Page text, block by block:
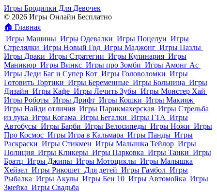
Игры Бродилки Для Девочек
© 2026 Игры Онлайн Бесплатно
🏠 Главная
Игры Машины Игры Одевалки Игры Поцелуи Игры
Стрелялки Игры Новый Год Игры Маджонг Игры Пазлы
Игры Драки Игры Стратегии Игры Кулинария Игры
Маникюр Игры Винкс Игры про Зомби Игры Амонг Ас
Игры Леди Баг и Супер Кот Игры Головоломки Игры
Готовить Тортики Игры Беременные Игры Больница Игры
Дизайн Игры Кафе Игры Лечить Зубы Игры Монстер Хай
Игры Роботы Игры Дрифт Игры Кошки Игры Макияж
Игры Найди отличия Игры Парикмахерская Игры Стрельба
из лука Игры Когама Игры Бегалки Игры ГТА Игры
Автобусы Игры Барби Игры Велосипеды Игры Ножи Игры
Про Космос Игры Игра в Кальмара Игры Панды Игры
Раскраски Игры Стикмен Игры Малышка Тейлор Игры
Полиция Игры Кликеры Игры Парковка Игры Танки Игры
Братц Игры Джипы Игры Мотоциклы Игры Малышка
Хейзел Игры Рикошет Для детей Игры Гамбол Игры
Рыбалка Игры Акулы Игры Бен 10 Игры Автомойка Игры
Змейка Игры Свадьба